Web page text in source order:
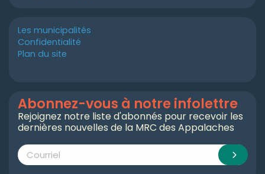
Les municipalités
Confidentialité
Plan du site
Abonnez-vous à notre infolettre
Rejoignez notre liste d'abonnés pour recevoir les
dernières nouvelles de la MRC des Appalaches